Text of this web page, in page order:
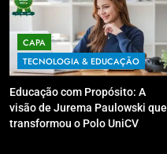
CAPA
TECNOLOGIA & EDUCAÇÃO
Educação com Propósito: A
visão de Jurema Paulowski que
transformou o Polo UniCV